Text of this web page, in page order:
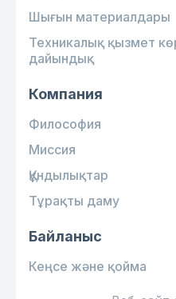
Шығын материалдары
Техникалық қызмет
дайындық
Компания
Философия
Миссия
Құндылықтар
Тұрақты даму
Байланыс
Кеңсе және қойма